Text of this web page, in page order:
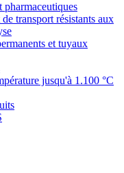
pharmaceutiques
transport résistants aux
et tuyaux
jusqu'à 1.100 °C